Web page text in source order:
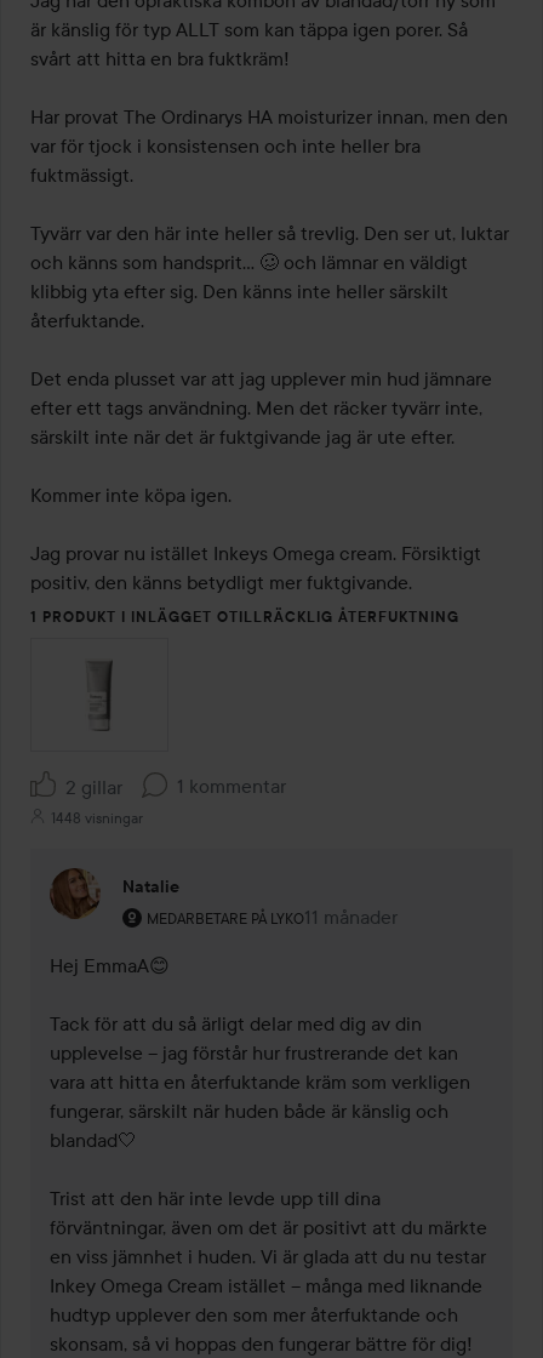
5
är känslig för typ ALLT som kan täppa igen porer. Så
svårt att hitta en bra fuktkräm!
Har provat The Ordinarys HA moisturizer innan, men den
var för tjock i konsistensen och inte heller bra
fuktmässigt.
Tyvärr var den här inte heller så trevlig. Den ser ut, luktar
och känns som handsprit… 🥴 och lämnar en väldigt
klibbig yta efter sig. Den känns inte heller särskilt
återfuktande.
Det enda plusset var att jag upplever min hud jämnare
efter ett tags användning. Men det räcker tyvärr inte,
särskilt inte när det är fuktgivande jag är ute efter.
Kommer inte köpa igen.
Jag provar nu istället Inkeys Omega cream. Försiktigt
positiv, den känns betydligt mer fuktgivande.
1 PRODUKT I INLÄGGET OTILLRÄCKLIG ÅTERFUKTNING
2 gillar 1 kommentar
1448 visningar
Natalie
MEDARBETARE PÅ LYKO
Användarens roll: Medarbetare på Lyko.
11 månader
Kommentaren lades 11
Hej EmmaA😊
Tack för att du så ärligt delar med dig av din
upplevelse – jag förstår hur frustrerande det kan
vara att hitta en återfuktande kräm som verkligen
fungerar, särskilt när huden både är känslig och
blandad🤍
Trist att den här inte levde upp till dina
förväntningar, även om det är positivt att du märkte
en viss jämnhet i huden. Vi är glada att du nu testar
Inkey Omega Cream istället – många med liknande
hudtyp upplever den som mer återfuktande och
skonsam, så vi hoppas den fungerar bättre för dig!